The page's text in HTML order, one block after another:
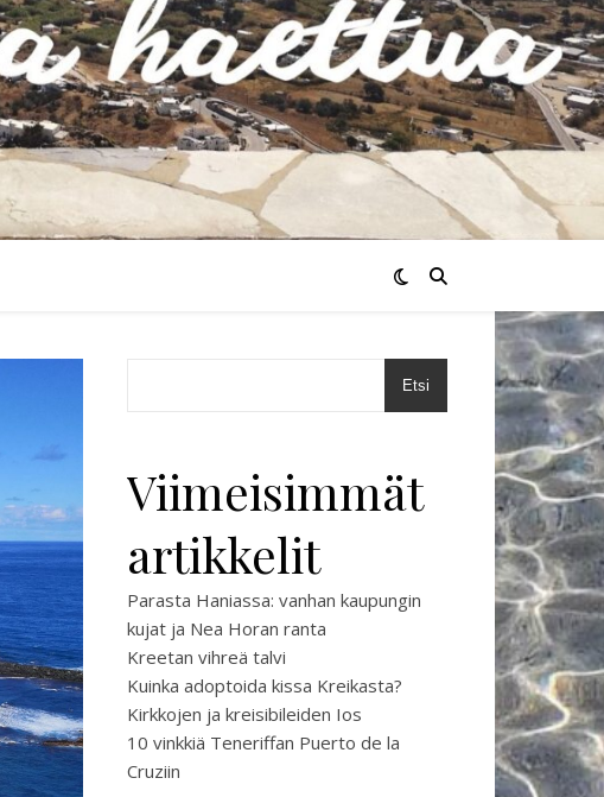
Etsi
Viimeisimmät
artikkelit
Parasta Haniassa: vanhan kaupungin
kujat ja Nea Horan ranta
Kreetan vihreä talvi
Kuinka adoptoida kissa Kreikasta?
Kirkkojen ja kreisibileiden Ios
10 vinkkiä Teneriffan Puerto de la
Cruziin